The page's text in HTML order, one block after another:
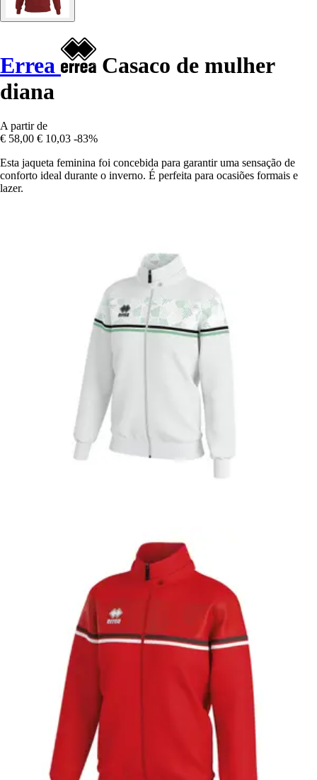
Errea
Casaco de mulher
diana
A partir de
€ 58,00 € 10,03 -83%
Esta jaqueta feminina foi concebida para garantir uma sensação de
conforto ideal durante o inverno. É perfeita para ocasiões formais e
lazer.